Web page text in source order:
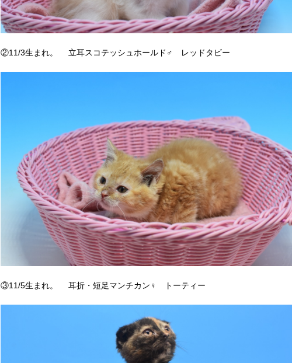
②11/3生まれ。 立耳スコテッシュホールド♂ レッドタビー
③11/5生まれ。 耳折・短足マンチカン♀ トーティー